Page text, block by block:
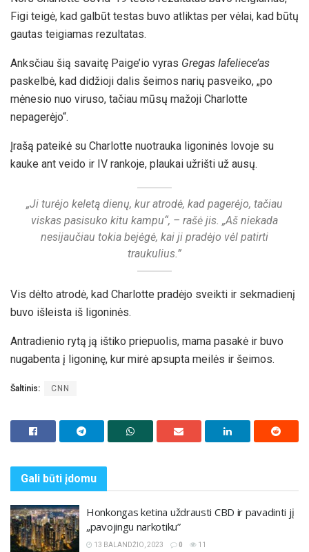
Figi teigė, kad galbūt testas buvo atliktas per vėlai, kad būtų
gautas teigiamas rezultatas.
Anksčiau šią savaitę Paige’io vyras Gregas Iafeliece’as
paskelbė, kad didžioji dalis šeimos narių pasveiko, „po
mėnesio nuo viruso, tačiau mūsų mažoji Charlotte
nepagerėjo“.
Įrašą pateikė su Charlotte nuotrauka ligoninės lovoje su
kauke ant veido ir IV rankoje, plaukai užrišti už ausų.
„Ji turėjo keletą dienų, kur atrodė, kad pagerėjo, tačiau
viskas pasisuko kitu kampu“, – rašė jis. „Aš niekada
nesijaučiau tokia bejėgė, kai ji pradėjo vėl patirti
traukulius.”
Vis dėlto atrodė, kad Charlotte pradėjo sveikti ir sekmadienį
buvo išleista iš ligoninės.
Antradienio rytą ją ištiko priepuolis, mama pasakė ir buvo
nugabenta į ligoninę, kur mirė apsupta meilės ir šeimos.
Šaltinis: CNN
Gali būti įdomu
Honkongas ketina uždrausti CBD ir pavadinti jį
„pavojingu narkotiku”
13 BALANDŽIO, 2023 0 11